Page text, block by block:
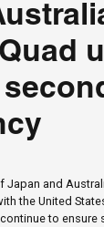
Japan and
the United
to ensure